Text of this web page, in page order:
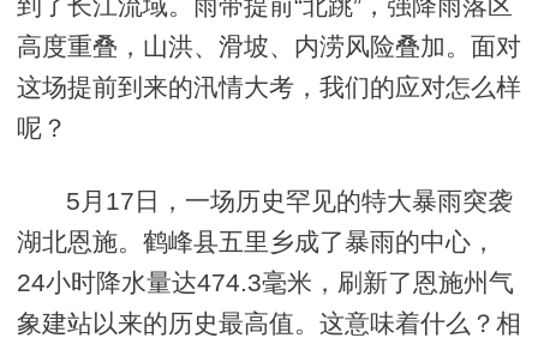
高度重叠，山洪、滑坡、内涝风险叠加。面对
这场提前到来的汛情大考，我们的应对怎么样
呢？
5月17日，一场历史罕见的特大暴雨突袭
湖北恩施。鹤峰县五里乡成了暴雨的中心，
24小时降水量达474.3毫米，刷新了恩施州气
象建站以来的历史最高值。这意味着什么？相